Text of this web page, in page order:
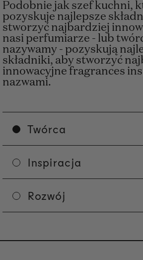
Podobnie jak szef kuchni,
pozyskuje najlepsze
stworzyć najbardziej
nasi perfumiarze - lub
nazywamy - pozyskują
składniki, aby stworzyć
innowacyjne fragrances
nazwami.
Twórca
Inspiracja
Rozwój